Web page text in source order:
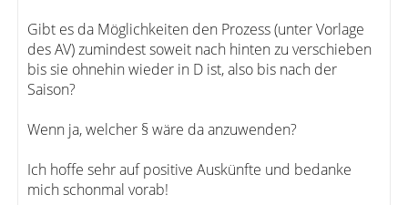
Gibt es da Möglichkeiten den Prozess (unter Vorlage
des AV) zumindest soweit nach hinten zu verschieben
bis sie ohnehin wieder in D ist, also bis nach der
Saison?
Wenn ja, welcher § wäre da anzuwenden?
Ich hoffe sehr auf positive Auskünfte und bedanke
mich schonmal vorab!